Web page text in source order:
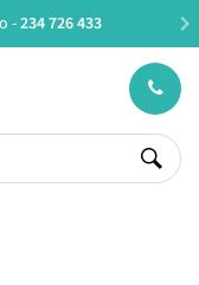
24H úteis.Oferta de